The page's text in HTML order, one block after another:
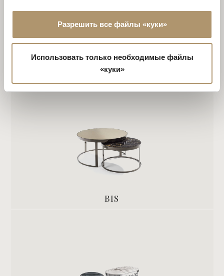
Разрешить все файлы «куки»
Использовать только необходимые файлы
«куки»
GEHRY
BIS